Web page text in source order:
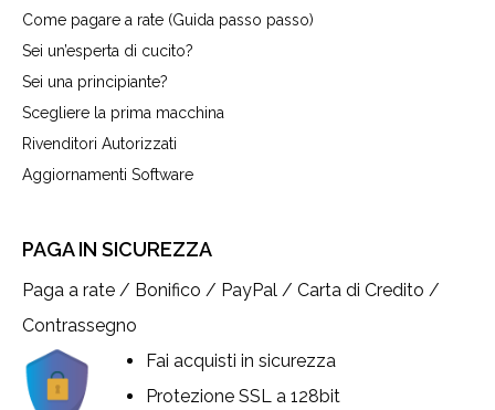
Come pagare a rate (Guida passo passo)
Sei un’esperta di cucito?
Sei una principiante?
Scegliere la prima macchina
Rivenditori Autorizzati
Aggiornamenti Software
PAGA IN SICUREZZA
Paga a rate / Bonifico / PayPal / Carta di Credito /
Contrassegno
Fai acquisti in sicurezza
Protezione SSL a 128bit